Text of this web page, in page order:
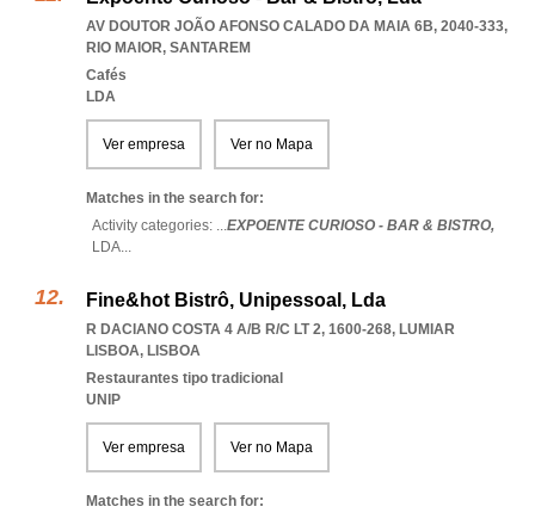
AV DOUTOR JOÃO AFONSO CALADO DA MAIA 6B, 2040-333,
RIO MAIOR, SANTAREM
Cafés
LDA
Ver empresa Ver no Mapa
Matches in the search for:
Activity categories: ...EXPOENTE CURIOSO - BAR & BISTRO,
LDA...
Fine&hot Bistrô, Unipessoal, Lda
R DACIANO COSTA 4 A/B R/C LT 2, 1600-268, LUMIAR
LISBOA, LISBOA
Restaurantes tipo tradicional
UNIP
Ver empresa Ver no Mapa
Matches in the search for: